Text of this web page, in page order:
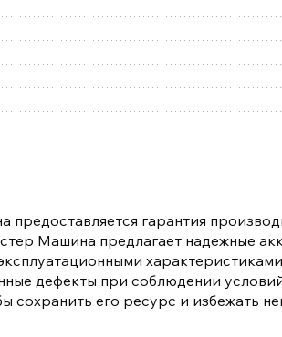
гарантия
Машина предлагает надежные
характеристиками
дефекты при соблюдении
сохранить его ресурс и избежать